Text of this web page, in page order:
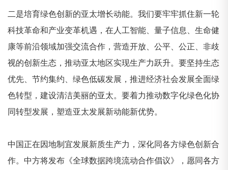
二是培育绿色创新的亚太增长动能。我们要牢牢抓住新一轮
科技革命和产业变革机遇，在人工智能、量子信息、生命健
康等前沿领域加强交流合作，营造开放、公平、公正、非歧
视的创新生态，推动亚太地区实现生产力跃升。要坚持生态
优先、节约集约、绿色低碳发展，推进经济社会发展全面绿
色转型，建设清洁美丽的亚太。要着力推动数字化绿色化协
同转型发展，塑造亚太发展新动能新优势。
中国正在因地制宜发展新质生产力，深化同各方绿色创新合
作。中方将发布《全球数据跨境流动合作倡议》，愿同各方